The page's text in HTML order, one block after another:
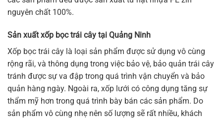
nguyên chất 100%.
Sản xuất xốp bọc trái cây tại Quảng Ninh
Xốp bọc trái cây là loại sản phẩm được sử dụng vô cùng
rộng rãi, và thông dụng trong việc bảo vệ, bảo quản trái cây
tránh được sự va đập trong quá trình vận chuyển và bảo
quản hàng ngày. Ngoài ra, xốp lưới có công dụng tăng sự
thẩm mỹ hơn trong quá trình bày bán các sản phẩm. Do
sản phẩm vô cùng nhẹ nên số lượng sẽ rất nhiều, khách